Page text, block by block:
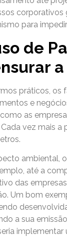
corporativos
para
de
práticos, os
e
as
Cada vez mais a
ambiental,
até a
das
Um bom
a sua
implementar